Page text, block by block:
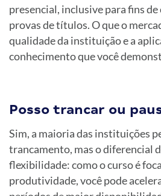
presencial, inclusive para fins
provas de títulos. O que o
qualidade da instituição e a
conhecimento que você
Posso trancar ou
Sim, a maioria das instituições
trancamento, mas o diferencial
flexibilidade: como o curso é
produtividade, você pode